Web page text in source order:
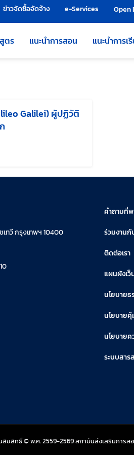
ข่าวจัดซื้อจัดจ้าง e-Services Open
ตร แนะนำการสอน แนะนำการเ
Galilei) ผู้ปฏิวัติ
ดเมื่อ:
ทวี กรุงเทพฯ 10400
คำถามที่
ร่วมงานกั
ติดต่อเรา
แผนผังเว็
นโยบาย
นโยบาย
นโยบาย
ระบบสา
ลิขสิทธิ์ © พ.ศ. 2559-2569 สถาบันส่งเสริมการส